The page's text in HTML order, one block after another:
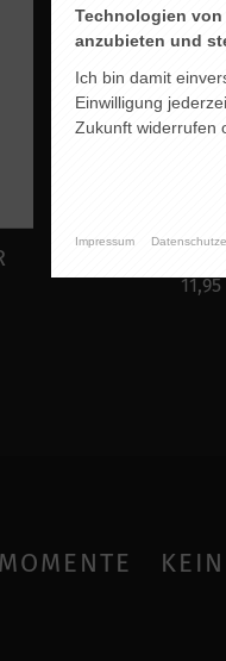
11,95
Technologien
anzubieten und
Ich bin damit
Einwilligung
Zukunft widerrufen
Impressum